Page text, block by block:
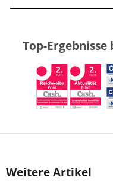
Top-
Weitere Artikel